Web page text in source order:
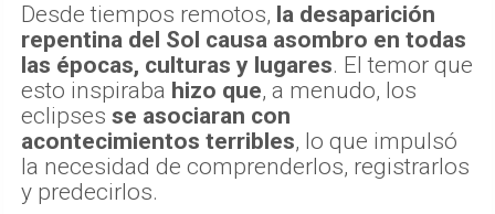
Desde tiempos remotos, la desaparición
repentina del Sol causa asombro en todas
las épocas, culturas y lugares. El temor que
esto inspiraba hizo que, a menudo, los
eclipses se asociaran con
acontecimientos terribles, lo que impulsó
la necesidad de comprenderlos, registrarlos
y predecirlos.